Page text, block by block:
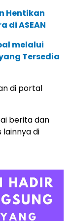
Hentikan
di ASEAN
melalui
Tersedia
di portal
berita dan
lainnya di